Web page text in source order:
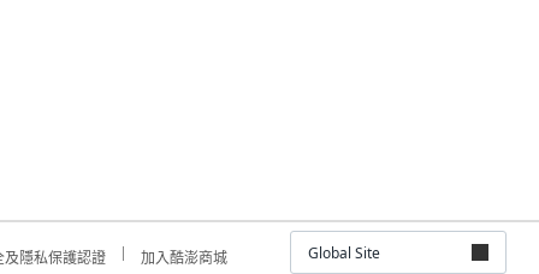
及隱私保護認證 加入酷澎商城 Global Site